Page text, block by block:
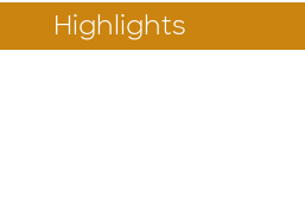
Highlights